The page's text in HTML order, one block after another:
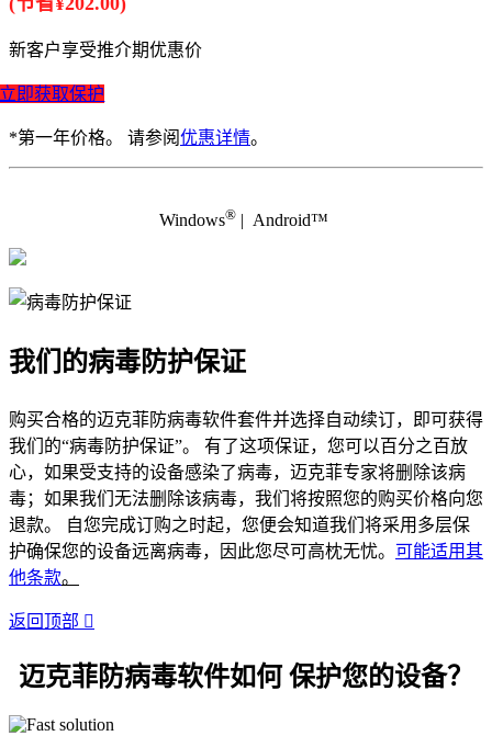
新客户享受推介期优惠价
立即获取保护
*第一年价格。 请参阅优惠详情。
Windows® | Android™
我们的病毒防护保证
购买合格的迈克菲防病毒软件套件并选择自动续订，即可获得
我们的“病毒防护保证”。 有了这项保证，您可以百分之百放
心，如果受支持的设备感染了病毒，迈克菲专家将删除该病
毒；如果我们无法删除该病毒，我们将按照您的购买价格向您
退款。 自您完成订购之时起，您便会知道我们将采用多层保
护确保您的设备远离病毒，因此您尽可高枕无忧。 可能适用其
他条款。
返回顶部 
迈克菲防病毒软件如何 保护您的设备？